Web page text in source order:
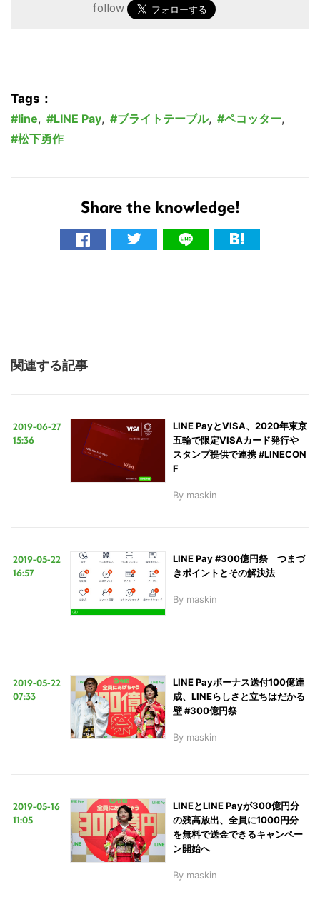
follow
Tags：
line, LINE Pay, ブライトテーブル, ペコッター,
松下勇作
Share the knowledge!
関連する記事
2019-06-27
15:36
LINE PayとVISA、2020年東京
五輪で限定VISAカード発行や
スタンプ提供で連携 #LINECON
F
By maskin
2019-05-22
16:57
LINE Pay #300億円祭 つまづ
きポイントとその解決法
By maskin
2019-05-22
07:33
LINE Payボーナス送付100億達
成、LINEらしさと立ちはだかる
壁 #300億円祭
By maskin
2019-05-16
11:05
LINEとLINE Payが300億円分
の残高放出、全員に1000円分
を無料で送金できるキャンペー
ン開始へ
By maskin